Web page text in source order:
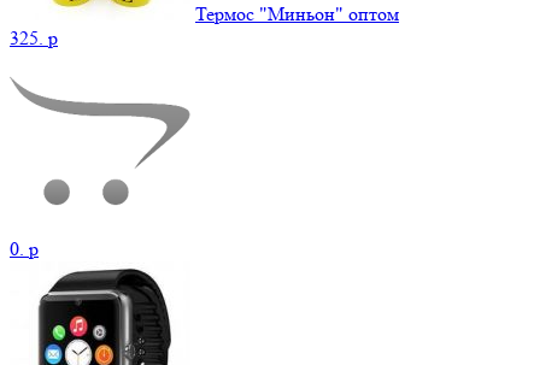
Термос "Миньон" оптом
325. p
0. p